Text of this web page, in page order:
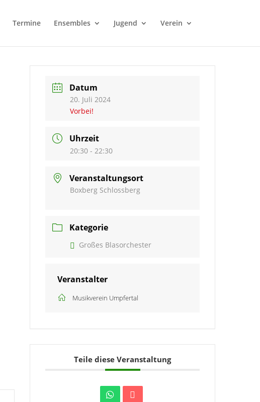
Termine Ensembles Jugend Verein
Datum
20. Juli 2024
Vorbei!
Uhrzeit
20:30 - 22:30
Veranstaltungsort
Boxberg Schlossberg
Kategorie
Großes Blasorchester
Veranstalter
Musikverein Umpfertal
Teile diese Veranstaltung